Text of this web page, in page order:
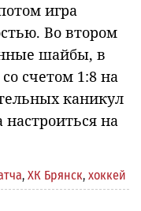
игра
Во втором
шайбы, в
счетом 1:8 на
каникул
настроиться на
, ХК Брянск, хоккей